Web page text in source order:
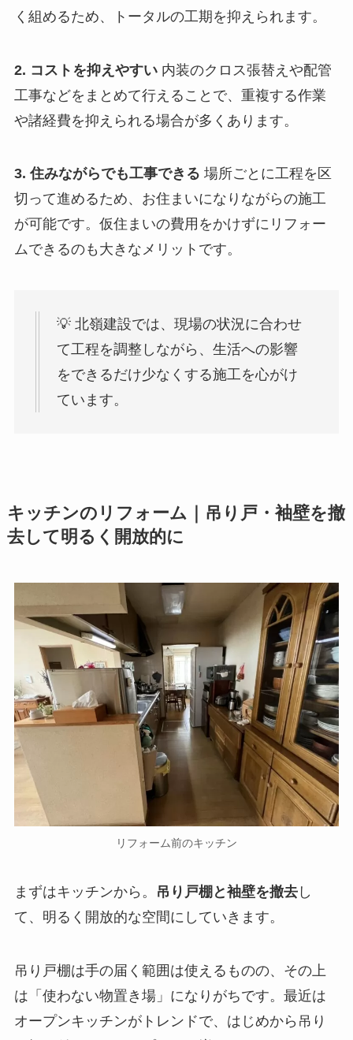
く組めるため、トータルの工期を抑えられます。
2. コストを抑えやすい内装のクロス張替えや配管
工事などをまとめて行えることで、重複する作業
や諸経費を抑えられる場合が多くあります。
3. 住みながらでも工事できる 場所ごとに工程を区
切って進めるため、お住まいになりながらの施工
が可能です。仮住まいの費用をかけずにリフォー
ムできるのも大きなメリットです。
💡 北嶺建設では、現場の状況に合わせ
て工程を調整しながら、生活への影響
をできるだけ少なくする施工を心がけ
ています。
キッチンのリフォーム｜吊り戸・袖壁を撤
去して明るく開放的に
リフォーム前のキッチン
まずはキッチンから。 吊り戸棚と袖壁を撤去し
て、明るく開放的な空間にしていきます。
吊り戸棚は手の届く範囲は使えるものの、その上
は「使わない物置き場」になりがちです。最近は
オープンキッチンがトレンドで、はじめから吊り